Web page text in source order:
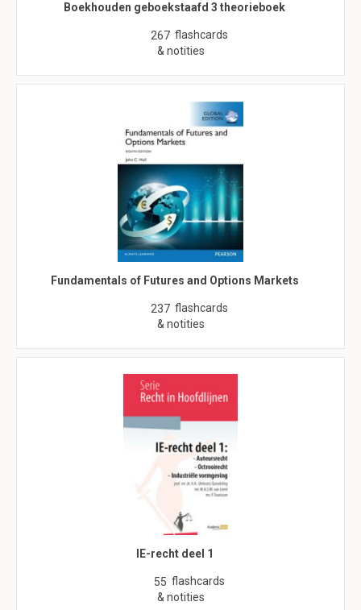
Boekhouden geboekstaafd 3 theorieboek
267 flashcards
& notities
Fundamentals of Futures and Options Markets
237 flashcards
& notities
IE-recht deel 1
55 flashcards
& notities